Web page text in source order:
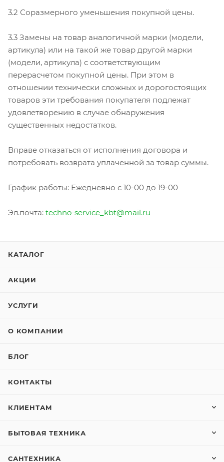
3.2 Соразмерного уменьшения покупной цены.
3.3 Замены на товар аналогичной марки (модели,
артикула) или на такой же товар другой марки
(модели, артикула) с соответствующим
перерасчетом покупной цены. При этом в
отношении технически сложных и дорогостоящих
товаров эти требования покупателя подлежат
удовлетворению в случае обнаружения
существенных недостатков.
Вправе отказаться от исполнения договора и
потребовать возврата уплаченной за товар суммы.
График работы: Ежедневно с 10-00 до 19-00
Эл.почта: techno-service_kbt@mail.ru
КАТАЛОГ
АКЦИИ
УСЛУГИ
О КОМПАНИИ
БЛОГ
КОНТАКТЫ
КЛИЕНТАМ
БЫТОВАЯ ТЕХНИКА
САНТЕХНИКА